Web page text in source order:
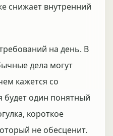
снижает внутренний
на день. В
дела могут
кажется со
будет один понятный
короткое
не обесценит.